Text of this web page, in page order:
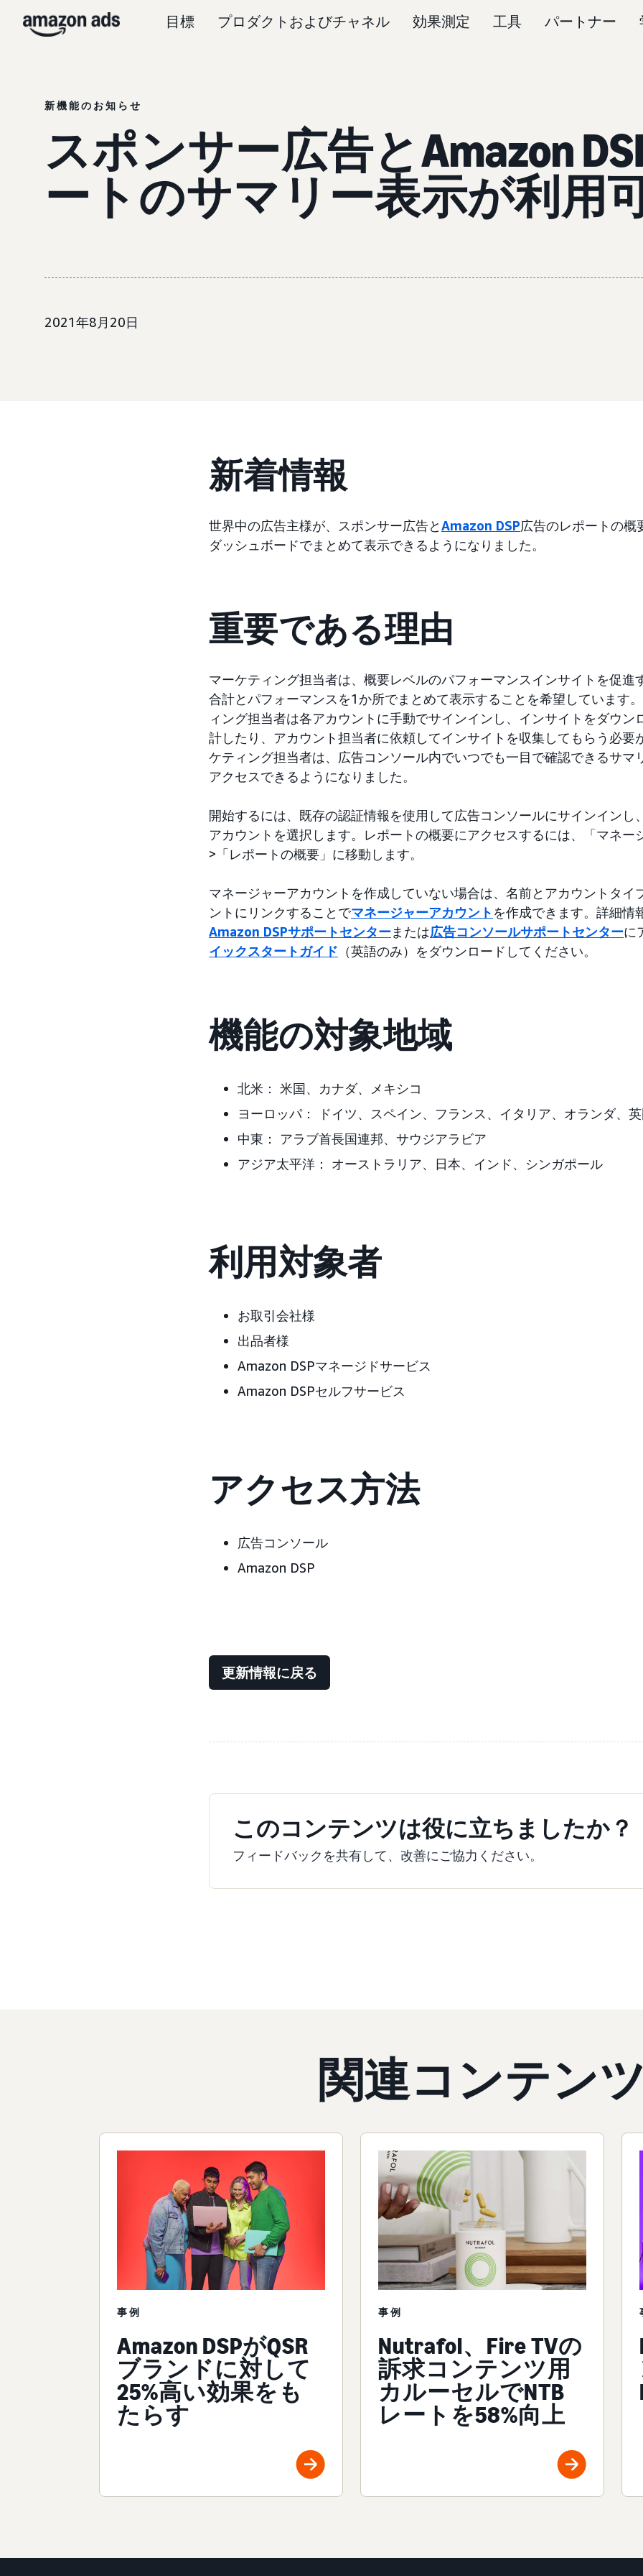
目標 プロダクトおよびチャネル 効果測定 工具 パートナー
新機能のお知らせ
スポンサー広告とAmazon
ートのサマリー表示が利用
2021年8月20日
新着情報
世界中の広告主様が、スポンサー広告とAmazon DSP広告のレポートの概
ダッシュボードでまとめて表示できるようになりました。
重要である理由
マーケティング担当者は、概要レベルのパフォーマンスインサイトを促進
合計とパフォーマンスを1か所でまとめて表示することを希望しています
ィング担当者は各アカウントに手動でサインインし、インサイトをダウン
計したり、アカウント担当者に依頼してインサイトを収集してもらう必要
ケティング担当者は、広告コンソール内でいつでも一目で確認できるサマ
アクセスできるようになりました。
開始するには、既存の認証情報を使用して広告コンソールにサインインし
アカウントを選択します。レポートの概要にアクセスするには、「マネー
>「レポートの概要」に移動します。
マネージャーアカウントを作成していない場合は、名前とアカウントタイ
ントにリンクすることでマネージャーアカウント を作成できます。詳細情
Amazon DSPサポートセンターまたは広告コンソールサポートセンターに
イックスタートガイド （英語のみ）をダウンロードしてください。
機能の対象地域
北米： 米国、カナダ、メキシコ
ヨーロッパ：
ドイツ、スペイン、フランス、イタリア、オランダ、
中東：
アラブ首長国連邦、サウジアラビア
アジア太平洋：
オーストラリア、 日本、インド、シンガポール
利用対象者
お取引会社様
出品者様
Amazon DSPマネージドサービス
Amazon DSPセルフサービス
アクセス方法
広告コンソール
Amazon DSP
更新情報に戻る
このコンテンツは役に立ちましたか？
フィードバックを共有して、改善にご協力ください。
関連コンテン
事例
Amazon DSPがQSR
ブランドに対して
25%高い効果をも
たらす
事例
Nutrafol、Fire TVの
訴求コンテンツ用
カルーセルでNTB
レートを58%向上